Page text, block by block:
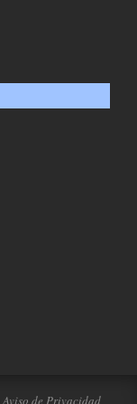
Aviso de Privacidad